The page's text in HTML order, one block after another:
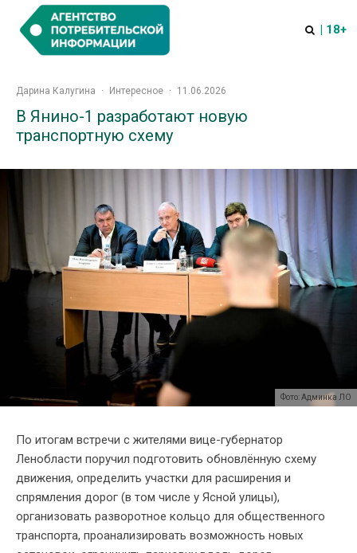
| 18+
Дарина Калугина · Интересное · 11.06.2026
В Янино-1 разработают новую
транспортную схему
Фото: Админка ЛО
По итогам встречи с жителями вице-губернатор
Ленобласти поручил подготовить обновлённую схему
движения, определить участки для расширения и
спрямления дорог (в том числе у Ясной улицы),
организовать разворотное кольцо для общественного
транспорта, проанализировать возможность новых